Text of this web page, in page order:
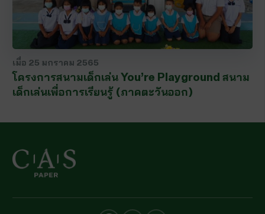
เมื่อ 25 มกราคม 2565
โครงการสนามเด็กเล่น You’re Playground สนาม
เด็กเล่นเพื่อการเรียนรู้ (ภาคตะวันออก)